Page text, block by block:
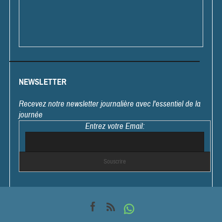
NEWSLETTER
Recevez notre newsletter journalière avec l'essentiel de la
journée
Entrez votre Email: